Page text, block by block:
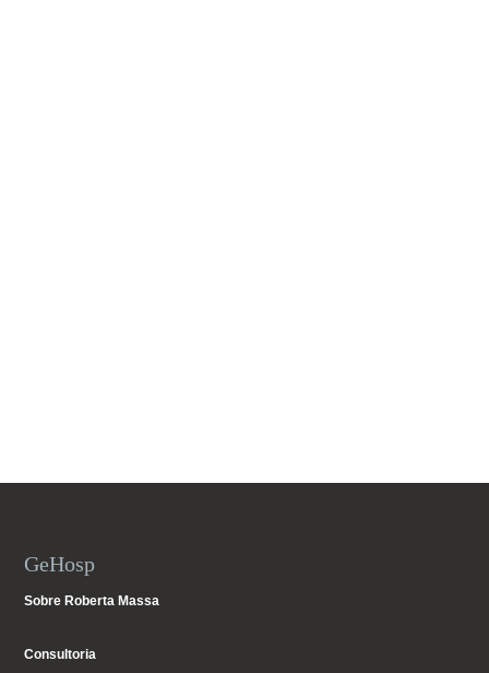
GeHosp
Sobre Roberta Massa
Consultoria